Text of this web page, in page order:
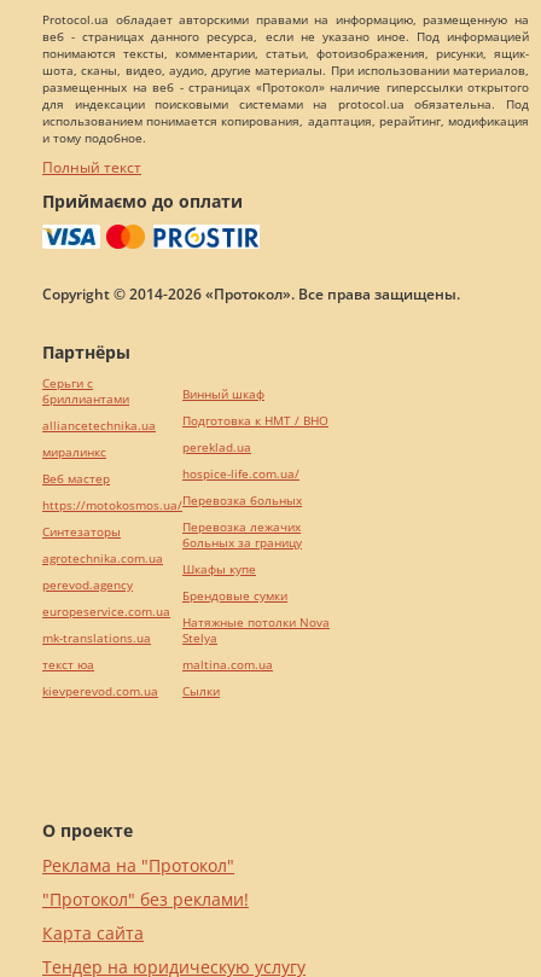
Protocol.ua обладает авторскими правами на информацию, размещенную на
веб - страницах данного ресурса, если не указано иное. Под информацией
понимаются тексты, комментарии, статьи, фотоизображения, рисунки, ящик-
шота, сканы, видео, аудио, другие материалы. При использовании материалов,
размещенных на веб - страницах «Протокол» наличие гиперссылки открытого
для индексации поисковыми системами на protocol.ua обязательна. Под
использованием понимается копирования, адаптация, рерайтинг, модификация
и тому подобное.
Полный текст
Приймаємо до оплати
Copyright © 2014-2026 «Протокол». Все права защищены.
О проекте
Реклама на "Протокол"
"Протокол" без реклами!
Карта сайта
Тендер на юридическую услугу
Партнёры
Серьги с
бриллиантами
alliancetechnika.ua
миралинкс
Веб мастер
https://motokosmos.ua/
Синтезаторы
agrotechnika.com.ua
perevod.agency
europeservice.com.ua
mk-translations.ua
текст юа
kievperevod.com.ua
Винный шкаф
Подготовка к НМТ / ВНО
pereklad.ua
hospice-life.com.ua/
Перевозка больных
Перевозка лежачих
больных за границу
Шкафы купе
Брендовые сумки
Натяжные потолки Nova
Stelya
maltina.com.ua
Cылки